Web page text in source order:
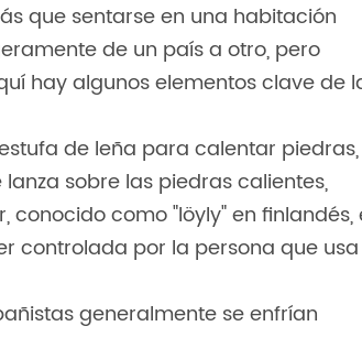
que sentarse en una habitación
de un país a otro, pero
hay algunos elementos clave de
de leña para calentar piedras,
sobre las piedras calientes,
como "löyly" en finlandés,
controlada por la persona que
generalmente se enfrían